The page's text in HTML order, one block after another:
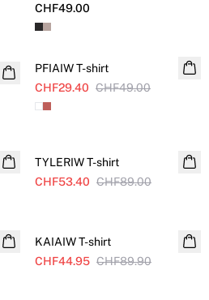
CHF49.00
SALE
PFIAIW T-shirt
CHF29.40 CHF49.00
TYLERIW T-shirt
CHF53.40 CHF89.00
KAIAIW T-shirt
CHF44.95 CHF89.90